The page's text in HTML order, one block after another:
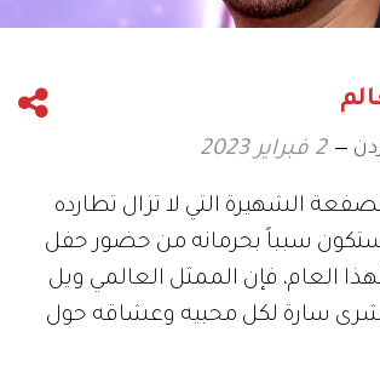
2 فبراير 2023
الشهيرة التي لا تزال تطارده
ستكون سبباً بحرمانه من حضور حفل
العام، فإن الممثل العالمي ويل
سارة لكل محبيه وعشاقه حول